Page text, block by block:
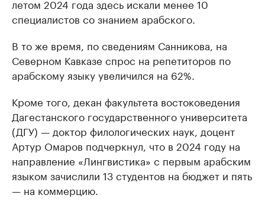
летом 2024 года здесь искали менее 10
специалистов со знанием арабского.
В то же время, по сведениям Санникова, на
Северном Кавказе спрос на репетиторов по
арабскому языку увеличился на 62%.
Кроме того, декан факультета востоковедения
Дагестанского государственного университета
(ДГУ) — доктор филологических наук, доцент
Артур Омаров подчеркнул, что в 2024 году на
направление «Лингвистика» с первым арабским
языком зачислили 13 студентов на бюджет и пять
— на коммерцию.